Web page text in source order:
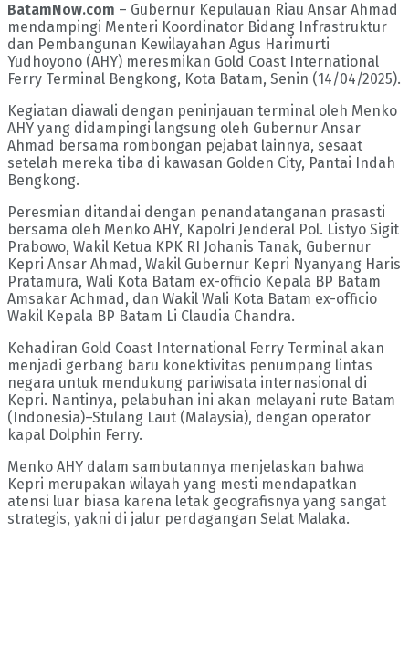
BatamNow.com – Gubernur Kepulauan Riau Ansar Ahmad
mendampingi Menteri Koordinator Bidang Infrastruktur
dan Pembangunan Kewilayahan Agus Harimurti
Yudhoyono (AHY) meresmikan Gold Coast International
Ferry Terminal Bengkong, Kota Batam, Senin (14/04/2025).
Kegiatan diawali dengan peninjauan terminal oleh Menko
AHY yang didampingi langsung oleh Gubernur Ansar
Ahmad bersama rombongan pejabat lainnya, sesaat
setelah mereka tiba di kawasan Golden City, Pantai Indah
Bengkong.
Peresmian ditandai dengan penandatanganan prasasti
bersama oleh Menko AHY, Kapolri Jenderal Pol. Listyo Sigit
Prabowo, Wakil Ketua KPK RI Johanis Tanak, Gubernur
Kepri Ansar Ahmad, Wakil Gubernur Kepri Nyanyang Haris
Pratamura, Wali Kota Batam ex-officio Kepala BP Batam
Amsakar Achmad, dan Wakil Wali Kota Batam ex-officio
Wakil Kepala BP Batam Li Claudia Chandra.
Kehadiran Gold Coast International Ferry Terminal akan
menjadi gerbang baru konektivitas penumpang lintas
negara untuk mendukung pariwisata internasional di
Kepri. Nantinya, pelabuhan ini akan melayani rute Batam
(Indonesia)–Stulang Laut (Malaysia), dengan operator
kapal Dolphin Ferry.
Menko AHY dalam sambutannya menjelaskan bahwa
Kepri merupakan wilayah yang mesti mendapatkan
atensi luar biasa karena letak geografisnya yang sangat
strategis, yakni di jalur perdagangan Selat Malaka.